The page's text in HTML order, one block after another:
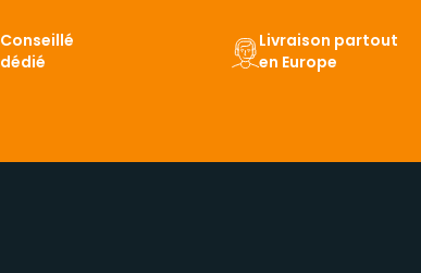
Conseillé
dédié
Livraison partout
en Europe